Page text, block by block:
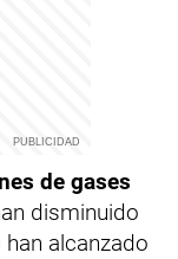
de gases
disminuido
alcanzado